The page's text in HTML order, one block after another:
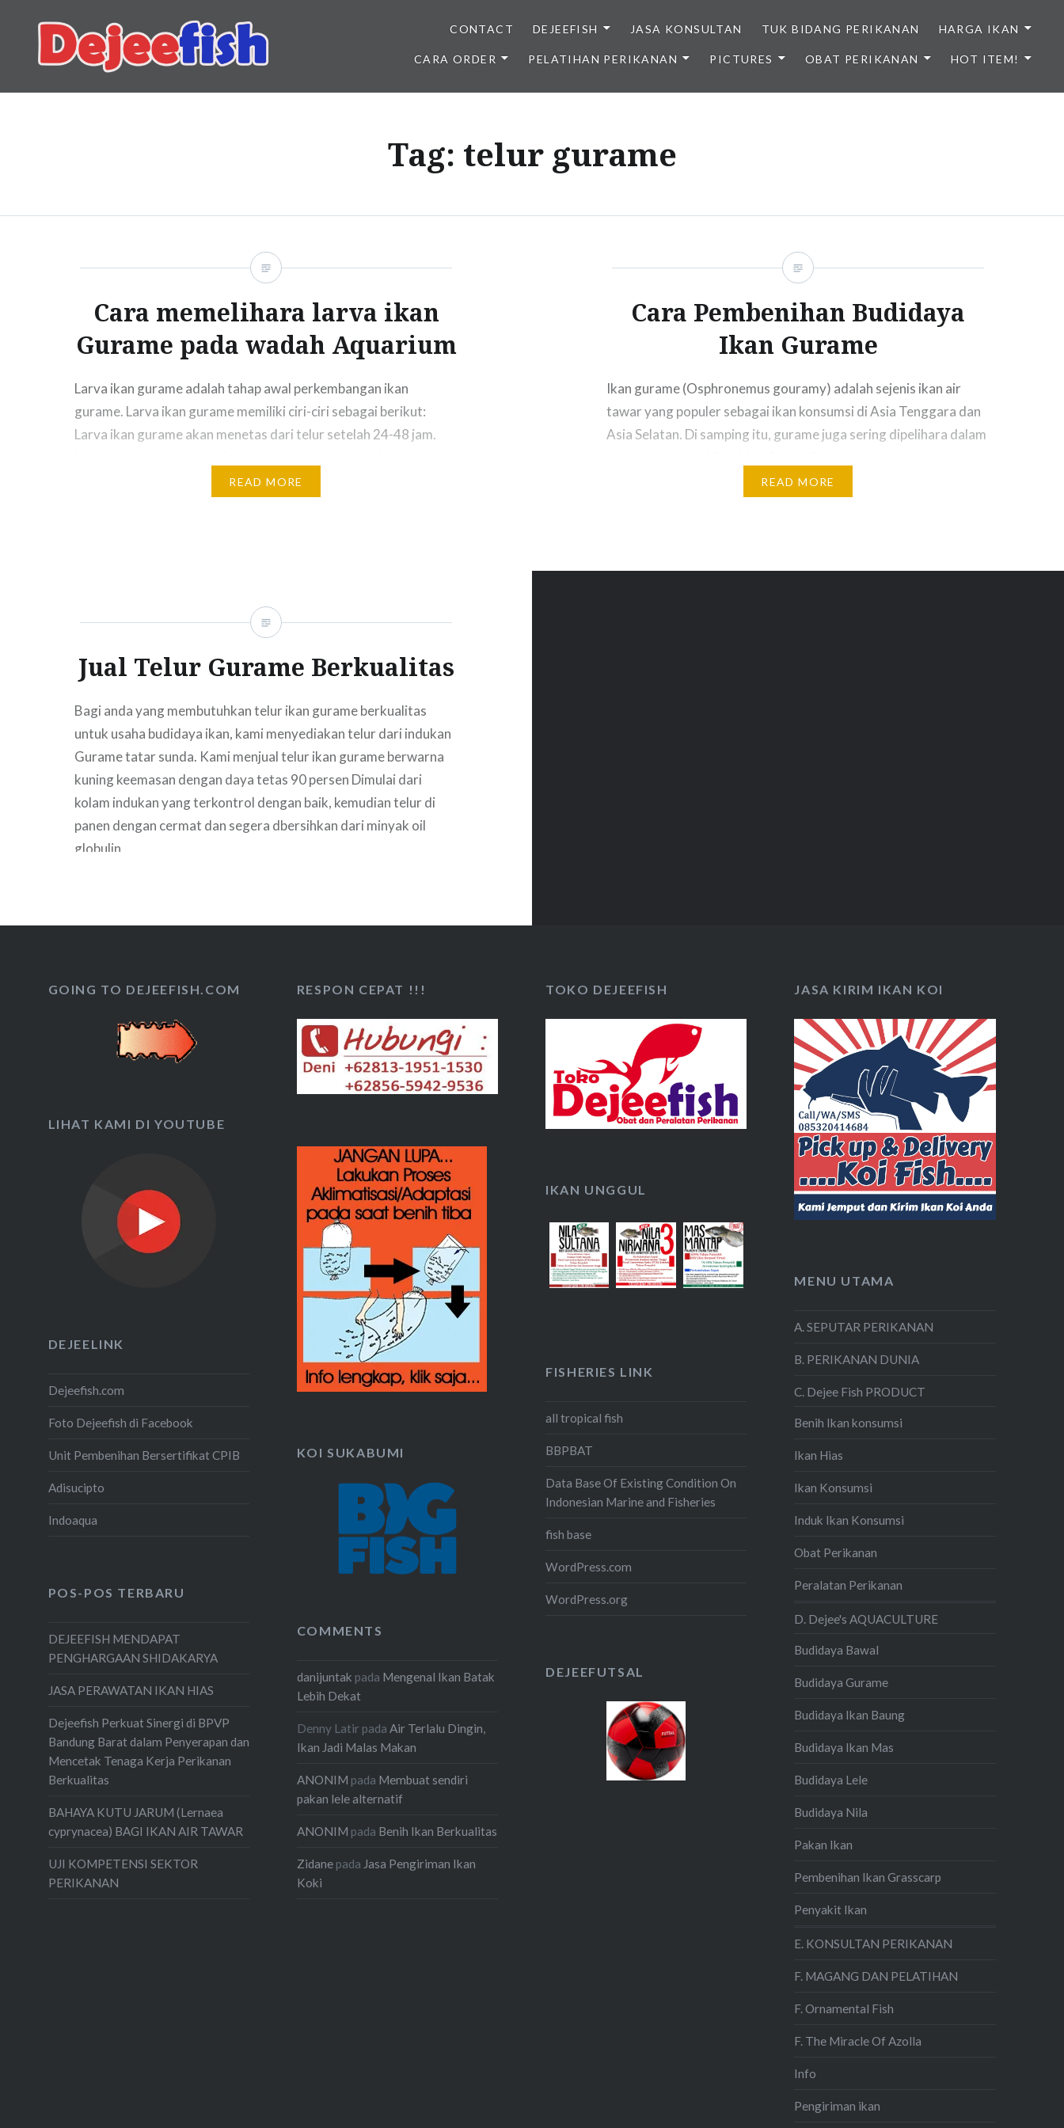
content
DEJEEFISH | PRODUSEN BENIH IKAN BERKUALITAS INDONESIA
CONTACT DEJEEFISH JASA KONSULTAN TUK BIDANG PERIKANAN HARGA IKAN
CARA ORDER PELATIHAN PERIKANAN PICTURES OBAT PERIKANAN HOT ITEM!
Tag: telur gurame
Cara memelihara larva ikan
Gurame pada wadah Aquarium
Larva ikan gurame adalah tahap awal perkembangan ikan
gurame. Larva ikan gurame memiliki ciri-ciri sebagai berikut:
Larva ikan gurame akan menetas dari telur setelah 24-48 jam.
yang menempel di tubuhnya selama 3-5 hari. Setelah kuning telur
habis, larva ikan gurame akan mulai mencari makan. Larva ikan…
READ MORE
Cara Pembenihan Budidaya
Ikan Gurame
Ikan gurame (Osphronemus gouramy) adalah sejenis ikan air
tawar yang populer sebagai ikan konsumsi di Asia Tenggara dan
Asia Selatan. Di samping itu, gurame juga sering dipelihara dalam
ikan ini juga memiliki beberapa sebutan lokal seperti gurami (Sd.);
grameh (Jw.); kaloi (My.); ikan kali (Plg.), dan…
READ MORE
Jual Telur Gurame Berkualitas
Bagi anda yang membutuhkan telur ikan gurame berkualitas
untuk usaha budidaya ikan, kami menyediakan telur dari indukan
Gurame tatar sunda. Kami menjual telur ikan gurame berwarna
kuning keemasan dengan daya tetas 90 persen Dimulai dari
kolam indukan yang terkontrol dengan baik, kemudian telur di
panen dengan cermat dan segera dbersihkan dari minyak oil
globulin
GOING TO DEJEEFISH.COM RESPON CEPAT !!! TOKO DEJEEFISH JASA KIRIM IKAN KOI
LIHAT KAMI DI YOUTUBE
IKAN UNGGUL
MENU UTAMA
A. SEPUTAR PERIKANAN
B. PERIKANAN DUNIA
C. Dejee Fish PRODUCT
Benih Ikan konsumsi
Ikan Hias
Ikan Konsumsi
Induk Ikan Konsumsi
Obat Perikanan
Peralatan Perikanan
D. Dejee's AQUACULTURE
Budidaya Bawal
Budidaya Gurame
Budidaya Ikan Baung
Budidaya Ikan Mas
Budidaya Lele
Budidaya Nila
Pakan Ikan
Pembenihan Ikan Grasscarp
Penyakit Ikan
E. KONSULTAN PERIKANAN
F. MAGANG DAN PELATIHAN
F. Ornamental Fish
F. The Miracle Of Azolla
Info
Pengiriman ikan
DEJEELINK
Dejeefish.com
Foto Dejeefish di Facebook
Unit Pembenihan Bersertifikat CPIB
Adisucipto
Indoaqua
FISHERIES LINK
all tropical fish
BBPBAT
Data Base Of Existing Condition On
Indonesian Marine and Fisheries
fish base
WordPress.com
WordPress.org
KOI SUKABUMI
POS-POS TERBARU
DEJEEFISH MENDAPAT
PENGHARGAAN SHIDAKARYA
JASA PERAWATAN IKAN HIAS
Dejeefish Perkuat Sinergi di BPVP
Bandung Barat dalam Penyerapan dan
Mencetak Tenaga Kerja Perikanan
Berkualitas
BAHAYA KUTU JARUM (Lernaea
cyprynacea) BAGI IKAN AIR TAWAR
UJI KOMPETENSI SEKTOR
PERIKANAN
COMMENTS
danijuntak pada Mengenal Ikan Batak
Lebih Dekat
Denny Latir pada Air Terlalu Dingin,
Ikan Jadi Malas Makan
ANONIM pada Membuat sendiri
pakan lele alternatif
ANONIM pada Benih Ikan Berkualitas
Zidanepada Jasa Pengiriman Ikan
Koki
DEJEEFUTSAL